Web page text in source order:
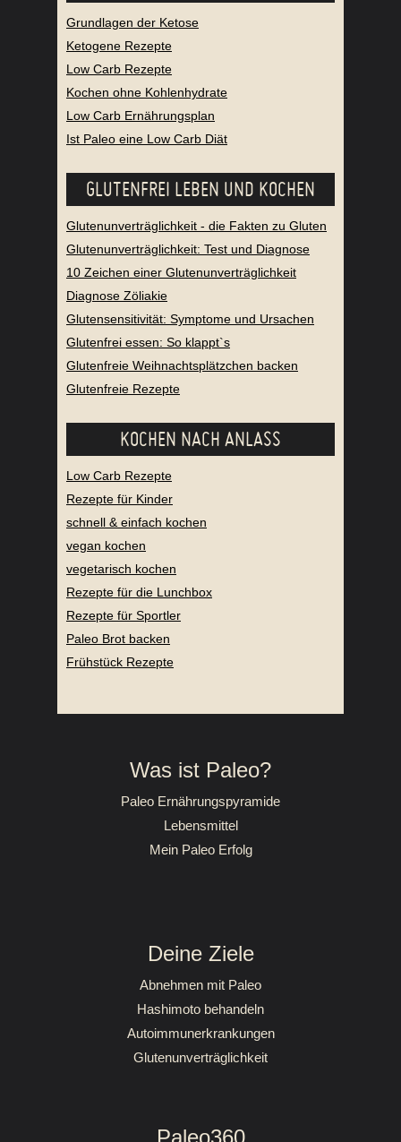
Grundlagen der Ketose
Ketogene Rezepte
Low Carb Rezepte
Kochen ohne Kohlenhydrate
Low Carb Ernährungsplan
Ist Paleo eine Low Carb Diät
GLUTENFREI LEBEN UND KOCHEN
Glutenunverträglichkeit - die Fakten zu Gluten
Glutenunverträglichkeit: Test und Diagnose
10 Zeichen einer Glutenunverträglichkeit
Diagnose Zöliakie
Glutensensitivität: Symptome und Ursachen
Glutenfrei essen: So klappt`s
Glutenfreie Weihnachtsplätzchen backen
Glutenfreie Rezepte
KOCHEN NACH ANLASS
Low Carb Rezepte
Rezepte für Kinder
schnell & einfach kochen
vegan kochen
vegetarisch kochen
Rezepte für die Lunchbox
Rezepte für Sportler
Paleo Brot backen
Frühstück Rezepte
Was ist Paleo?
Paleo Ernährungspyramide
Lebensmittel
Mein Paleo Erfolg
Deine Ziele
Abnehmen mit Paleo
Hashimoto behandeln
Autoimmunerkrankungen
Glutenunverträglichkeit
Paleo360